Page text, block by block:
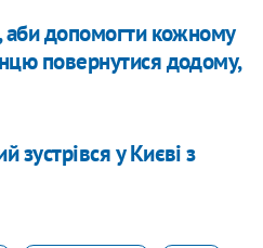
аби допомогти кожному
повернутися додому,
зустрівся у Києві з